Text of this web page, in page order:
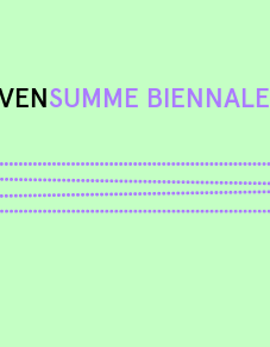
SUMME BIENNALE